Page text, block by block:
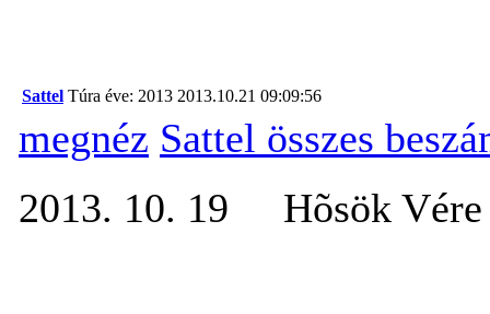
Sattel Túra éve: 2013 2013.10.21 09:09:56
megnéz Sattel összes
2013. 10. 19 Hõsök Vére